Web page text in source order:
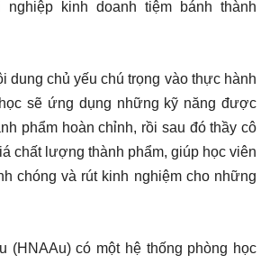
nghiệp kinh doanh tiệm bánh thành
dung chủ yếu chú trọng vào thực hành
sẽ ứng dụng những kỹ năng được
phẩm hoàn chỉnh, rồi sau đó thầy cô
chất lượng thành phẩm, giúp học viên
chóng và rút kinh nghiệm cho những
(HNAAu) có một hệ thống phòng học